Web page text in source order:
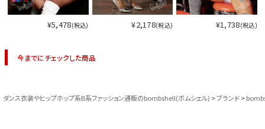
¥5,478(税込) ¥2,178(税込) ¥1,738(税込)
今までにチェックした商品
ダンス衣装やヒップホップ系B系ファッション通販のbombshell(ボムシェル) ブランド